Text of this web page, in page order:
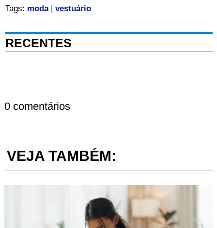
Tags: moda| vestuário
RECENTES
0 comentários
VEJA TAMBÉM: